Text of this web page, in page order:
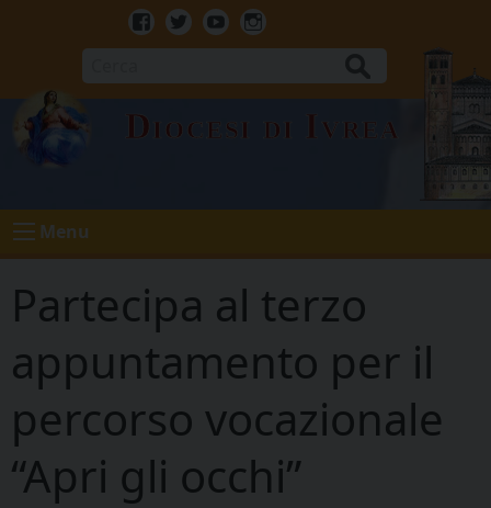
Facebook
TwitterYoutubeInstagram
Diocesi di Ivrea
Menu
Partecipa al terzo
appuntamento per il
percorso vocazionale
“Apri gli occhi”